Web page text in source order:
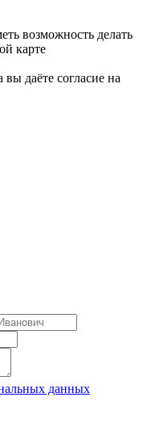
возможность делать
карте
даёте согласие на
данных